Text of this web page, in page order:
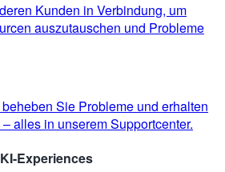
Kunden in Verbindung, um
auszutauschen und Probleme
Sie Probleme und erhalten
alles in unserem Supportcenter.
Experiences